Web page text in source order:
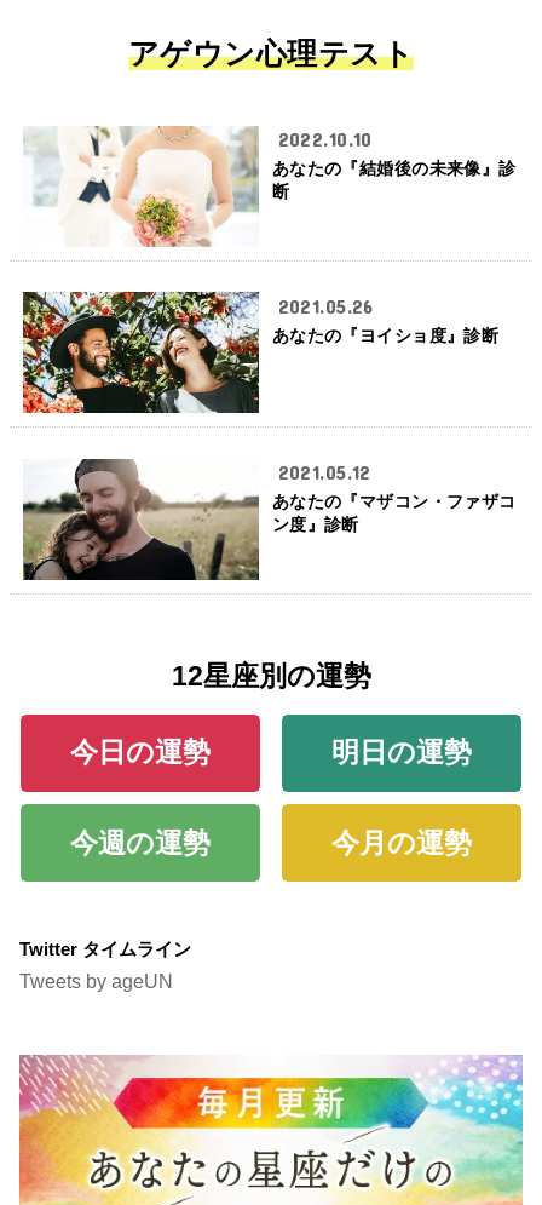
アゲウン心理テスト
2022.10.10
あなたの『結婚後の未来像』診
断
2021.05.26
あなたの『ヨイショ度』診断
2021.05.12
あなたの『マザコン・ファザコ
ン度』診断
12星座別の運勢
今日の運勢 明日の運勢
今週の運勢 今月の運勢
Twitter タイムライン
Tweets by ageUN